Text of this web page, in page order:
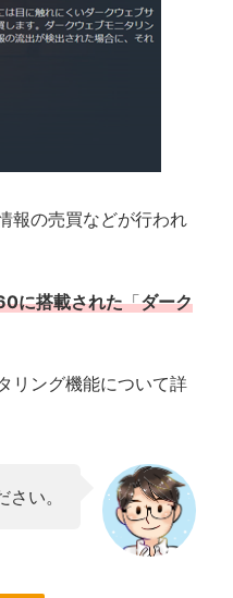
報の売買などが行われ
に搭載された「ダーク
リング機能について詳
い。